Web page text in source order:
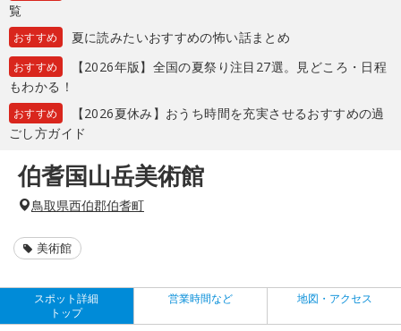
覧
おすすめ 夏に読みたいおすすめの怖い話まとめ
おすすめ
【2026年版】全国の夏祭り注目27選。見どころ・日程
もわかる！
おすすめ
【2026夏休み】おうち時間を充実させるおすすめの過
ごし方ガイド
伯耆国山岳美術館
鳥取県西伯郡伯耆町
美術館
スポット詳細
トップ
営業時間など 地図・アクセス